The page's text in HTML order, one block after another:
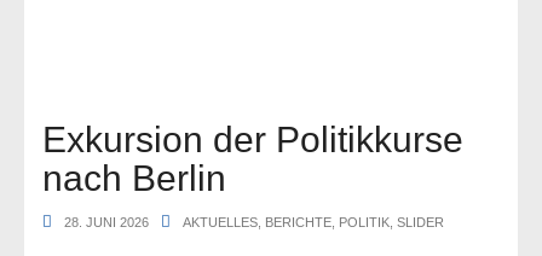
Exkursion der Politikkurse
nach Berlin
28. JUNI 2026 AKTUELLES BERICHTE POLITIK SLIDER